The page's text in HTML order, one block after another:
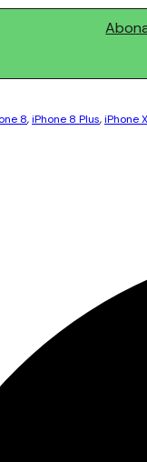
8,iPhone 8 Plus,iPhone X